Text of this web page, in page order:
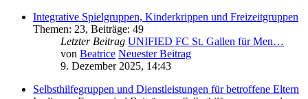
Integrative Spielgruppen, Kinderkrippen und Freizeitgruppen
Themen: 23, Beiträge: 49
Letzter Beitrag UNIFIED FC St. Gallen für Men…
von Beatrice Neuester Beitrag
9. Dezember 2025, 14:43
Selbsthilfegruppen und Dienstleistungen für betroffene Eltern